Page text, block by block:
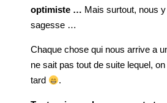
optimiste … Mais surtout, nous
sagesse …
Chaque chose qui nous arrive a
ne sait pas tout de suite lequel,
tard
.